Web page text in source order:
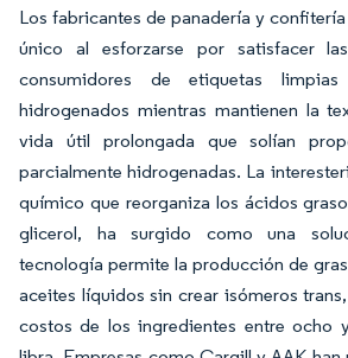
Los fabricantes de panadería y
único al esforzarse por satisfacer
consumidores de etiquetas
hidrogenados mientras mantienen la
vida útil prolongada que solían
parcialmente hidrogenadas. La
químico que reorganiza los ácidos
glicerol, ha surgido como una
tecnología permite la producción de
aceites líquidos sin crear isómeros
costos de los ingredientes entre ocho